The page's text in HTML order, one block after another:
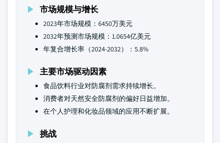
市场规模与增长
2023年市场规模：6450万美元
2032年预测市场规模：1.0654亿美元
年复合增长率（2024-2032）：5.8%
主要市场驱动因素
食品饮料行业对防腐剂需求持续增长。
消费者对天然安全防腐剂的偏好日益增加。
在个人护理和化妆品领域的应用不断扩展。
挑战